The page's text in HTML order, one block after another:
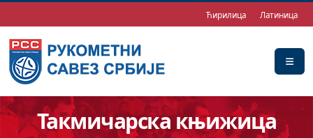
Ћирилица Латиница
Такмичарска књижица